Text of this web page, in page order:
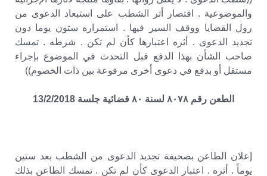
والموضوعية . اقتصار أثر الشطب على استبعاد الدعوى من
رول القضايا ووقف السير فيها . استمراره ستون يوما دون
تجديد الدعوى . أثره اعتبارها كأن لم تكن . شرطه . تمسك
صاحب الشأن بهذا الدفع قبل التحدث في الموضوع بإجراء
مستقل أو بدفع في دعوى أخرى مرفوعة بين ذات الخصوم))
الطعن رقم ٨٠٧٨ لسنة ٨٠ قضائية جلسة 13/2/2018
إعلان الطاعن بصحيفة تجديد الدعوى من الشطب بعد ستين
يوماً . أثره . اعتبار الدعوى كأن لم تكن . تمسك الطاعن بذلك